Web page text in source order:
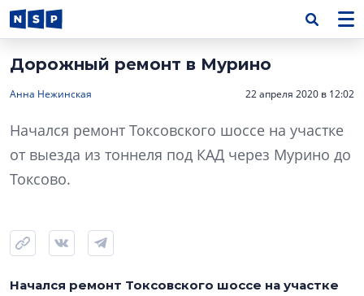
Дорожный ремонт в Мурино
Анна Нежинская 22 апреля 2020 в 12:02
Началcя ремонт Токсовского шоссе на участке
от выезда из тоннеля под КАД через Мурино до
Токсово.
Началcя ремонт Токсовского шоссе на участке